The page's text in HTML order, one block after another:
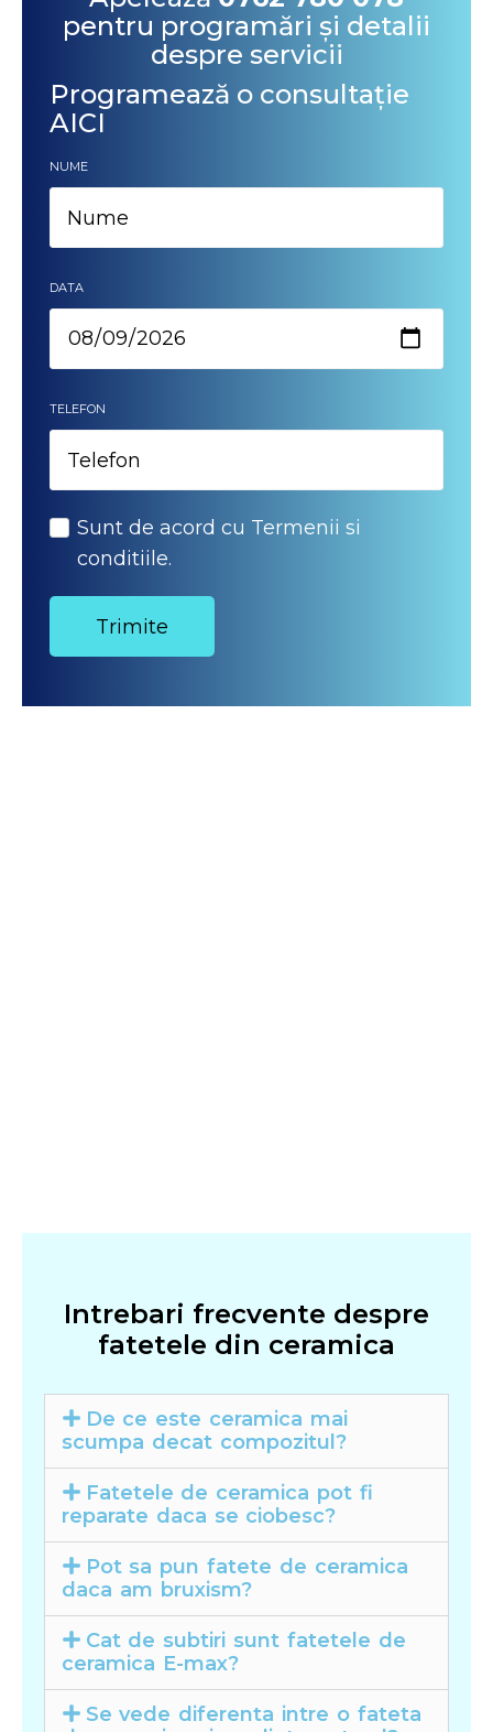
pentru programări și detalii
despre servicii
Programează o consultație
AICI
NUME
DATA
TELEFON
Sunt de acord cu Termenii si
conditiile.
Intrebari frecvente despre
fatetele din ceramica
De ce este ceramica mai
scumpa decat compozitul?
Fatetele de ceramica pot fi
reparate daca se ciobesc?
Pot sa pun fatete de ceramica
daca am bruxism?
Cat de subtiri sunt fatetele de
ceramica E-max?
Se vede diferenta intre o fateta